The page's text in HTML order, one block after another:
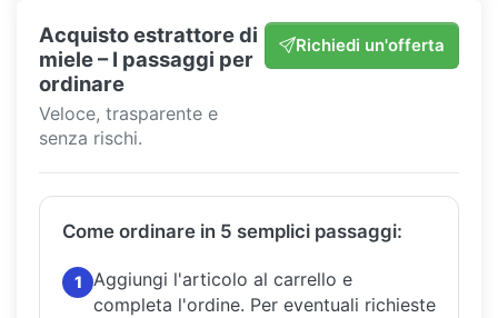
Acquisto estrattore di
miele – I passaggi per
ordinare
Veloce, trasparente e
senza rischi.
Richiedi un'offerta
Come ordinare in 5 semplici passaggi:
1
Aggiungi l'articolo al carrello e
completa l'ordine. Per eventuali richieste